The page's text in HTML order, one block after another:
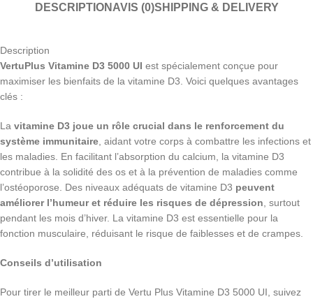
DESCRIPTION AVIS (0)SHIPPING & DELIVERY
Description
VertuPlus Vitamine D3 5000 UI est spécialement conçue pour
maximiser les bienfaits de la vitamine D3. Voici quelques avantages
clés :
La vitamine D3 joue un rôle crucial dans le renforcement du
système immunitaire, aidant votre corps à combattre les infections et
les maladies. En facilitant l’absorption du calcium, la vitamine D3
contribue à la solidité des os et à la prévention de maladies comme
l’ostéoporose. Des niveaux adéquats de vitamine D3 peuvent
améliorer l’humeur et réduire les risques de dépression, surtout
pendant les mois d’hiver. La vitamine D3 est essentielle pour la
fonction musculaire, réduisant le risque de faiblesses et de crampes.
Conseils d’utilisation
Pour tirer le meilleur parti de Vertu Plus Vitamine D3 5000 UI, suivez